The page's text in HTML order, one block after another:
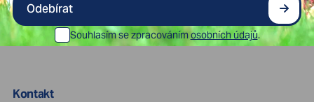
Odebírat
Souhlasím se zpracovánímosobních údajů.
Kontakt